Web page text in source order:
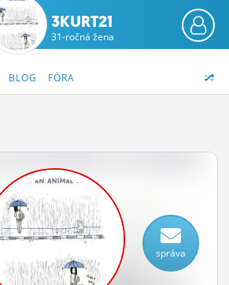
3KURT21
31-ročná žena
BLOG FÓRA
správa